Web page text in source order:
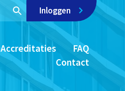
Inloggen
Accreditaties
FAQ
Contact